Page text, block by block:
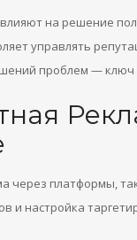
на решение
управлять
проблем —
через платформы,
и настройка